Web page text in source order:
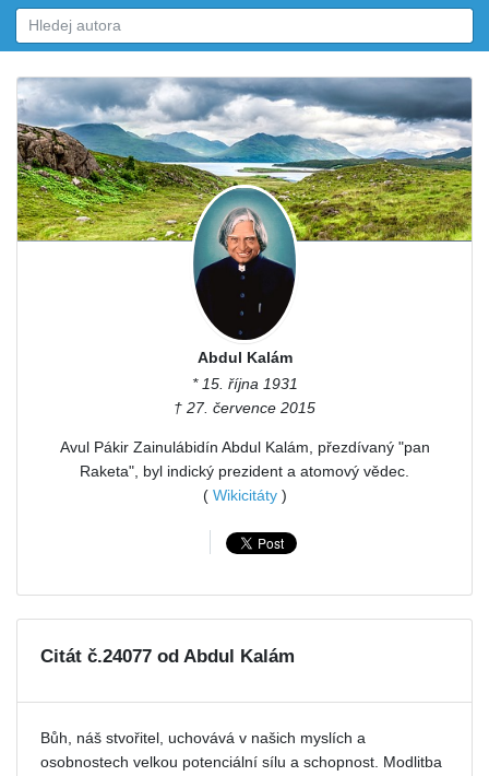
Abdul Kalám
* 15. října 1931
† 27. července 2015
Avul Pákir Zainulábidín Abdul Kalám, přezdívaný "pan
Raketa", byl indický prezident a atomový vědec.
( Wikicitáty)
Citát č.24077 od Abdul Kalám
Bůh, náš stvořitel, uchovává v našich myslích a
osobnostech velkou potenciální sílu a schopnost. Modlitba